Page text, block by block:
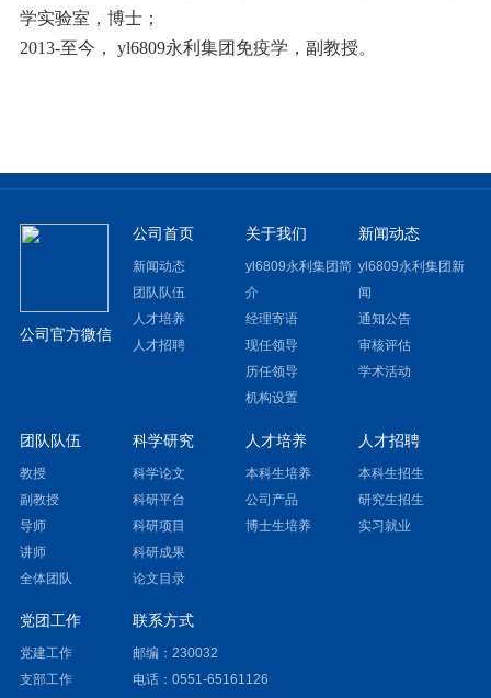
学实验室，博士；
2013-至今， yl6809永利集团免疫学，副教授。
公司官方微信
公司首页
新闻动态
团队队伍
人才培养
人才招聘
关于我们
yl6809永利集团简
介
经理寄语
现任领导
历任领导
机构设置
新闻动态
yl6809永利集团新
闻
通知公告
审核评估
学术活动
团队队伍
教授
副教授
导师
讲师
全体团队
科学研究
科学论文
科研平台
科研项目
科研成果
论文目录
人才培养
本科生培养
公司产品
博士生培养
人才招聘
本科生招生
研究生招生
实习就业
党团工作
党建工作
支部工作
联系方式
邮编：230032
电话：0551-65161126